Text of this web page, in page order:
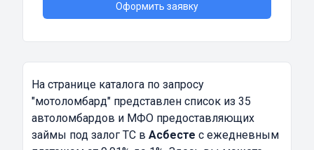
Оформить заявку
На странице каталога по запросу
"мотоломбард" представлен список из 35
автоломбардов и МФО предоставляющих
займы под залог ТС в Асбесте с ежедневным